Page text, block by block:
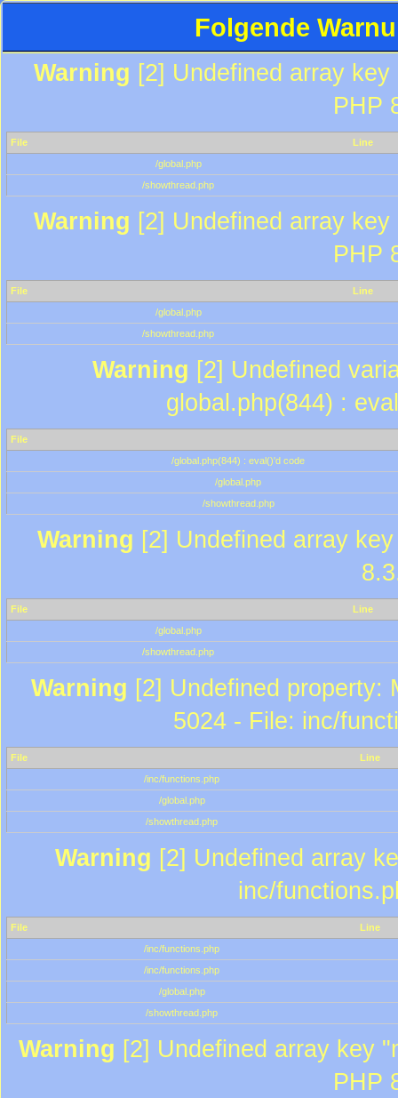
Folgende
Warning [2] Undefined array
PHP
File
Line
/global.php
/showthread.php
Warning [2] Undefined array
PHP
File
Line
/global.php
/showthread.php
Warning [2] Undefined
global.php(844) :
File
/global.php(844) : eval()'d code
/global.php
/showthread.php
Warning [2] Undefined array
File
Line
/global.php
/showthread.php
Warning [2] Undefined property:
5024 - File: inc/
File
Line
/inc/functions.php
/global.php
/showthread.php
Warning [2] Undefined array
inc/
File
Line
/inc/functions.php
/inc/functions.php
/global.php
/showthread.php
Warning [2] Undefined array key
PHP